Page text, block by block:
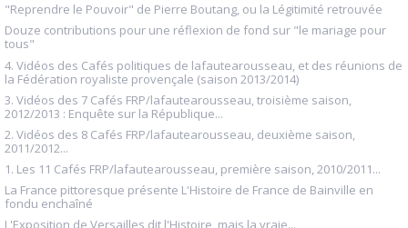
"Reprendre le Pouvoir" de Pierre Boutang, ou la Légitimité retrouvée
Douze contributions pour une réflexion de fond sur "le mariage pour
tous"
4. Vidéos des Cafés politiques de lafautearousseau, et des réunions de
la Fédération royaliste provençale (saison 2013/2014)
3. Vidéos des 7 Cafés FRP/lafautearousseau, troisième saison,
2012/2013 : Enquête sur la République...
2. Vidéos des 8 Cafés FRP/lafautearousseau, deuxième saison,
2011/2012...
1. Les 11 Cafés FRP/lafautearousseau, première saison, 2010/2011...
La France pittoresque présente L'Histoire de France de Bainville en
fondu enchaîné
L'Exposition de Versailles dit l'Histoire, mais la vraie...